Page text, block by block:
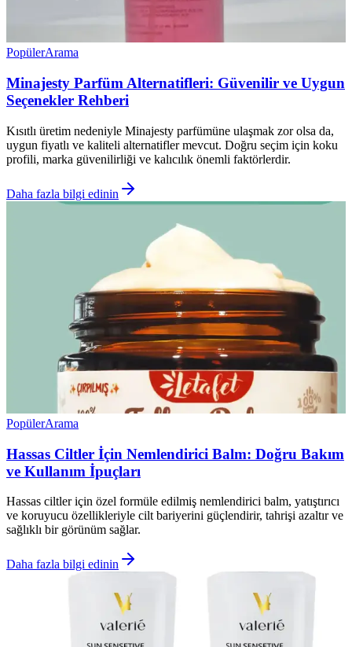
PopülerArama
Minajesty Parfüm Alternatifleri: Güvenilir ve Uygun
Seçenekler Rehberi
Kısıtlı üretim nedeniyle Minajesty parfümüne ulaşmak zor olsa da,
uygun fiyatlı ve kaliteli alternatifler mevcut. Doğru seçim için koku
profili, marka güvenilirliği ve kalıcılık önemli faktörlerdir.
Daha fazla bilgi edinin
PopülerArama
Hassas Ciltler İçin Nemlendirici Balm: Doğru Bakım
ve Kullanım İpuçları
Hassas ciltler için özel formüle edilmiş nemlendirici balm, yatıştırıcı
ve koruyucu özellikleriyle cilt bariyerini güçlendirir, tahrişi azaltır ve
sağlıklı bir görünüm sağlar.
Daha fazla bilgi edinin